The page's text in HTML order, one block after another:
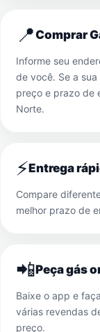
📍Comprar
Informe seu
de você. Se a
preço e prazo de
Norte.
⚡Entrega
Compare
melhor prazo de
📲Peça gás
Baixe o app e
várias revendas
preço.